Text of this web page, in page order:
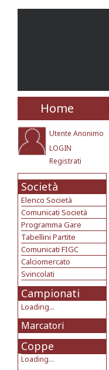
Home
Utente Anonimo
LOGIN
Registrati
Società
Elenco Società
Comunicati Società
Programma Gare
Tabellini Partite
Comunicati FIGC
Calciomercato
Svincolati
Campionati
Loading...
Marcatori
Coppe
Loading...